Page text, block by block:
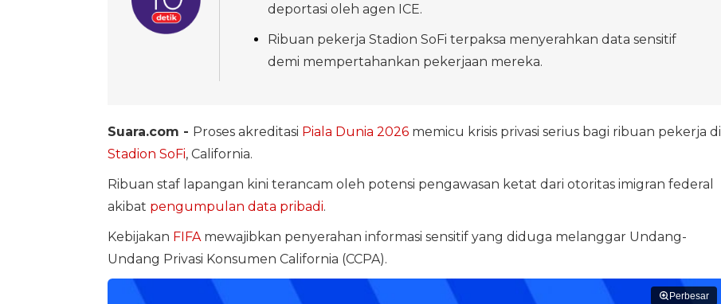
deportasi oleh agen ICE.
Ribuan pekerja Stadion SoFi terpaksa menyerahkan data sensitif
demi mempertahankan pekerjaan mereka.
Suara.com - Proses akreditasi Piala Dunia 2026memicu krisis privasi serius bagi ribuan pekerja di
Stadion SoFi, California.
Ribuan staf lapangan kini terancam oleh potensi pengawasan ketat dari otoritas imigran federal
akibat pengumpulan data pribadi.
Kebijakan FIFAmewajibkan penyerahan informasi sensitif yang diduga melanggar Undang-
Undang Privasi Konsumen California (CCPA).
Perbesar